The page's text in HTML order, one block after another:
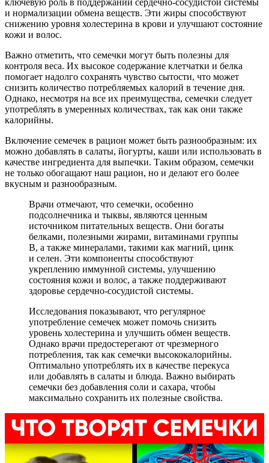
и нормализации обмена веществ. Эти жиры способствуют
снижению уровня холестерина в крови и улучшают состояние
кожи и волос.
Важно отметить, что семечки могут быть полезны для
контроля веса. Их высокое содержание клетчатки и белка
помогает надолго сохранять чувство сытости, что может
снизить количество потребляемых калорий в течение дня.
Однако, несмотря на все их преимущества, семечки следует
употреблять в умеренных количествах, так как они также
калорийны.
Включение семечек в рацион может быть разнообразным: их
можно добавлять в салаты, йогурты, каши или использовать в
качестве ингредиента для выпечки. Таким образом, семечки
не только обогащают наш рацион, но и делают его более
вкусным и разнообразным.
Врачи отмечают, что семечки, особенно
подсолнечника и тыквы, являются ценным
источником питательных веществ. Они богаты
белками, полезными жирами, витаминами группы
B, а также минералами, такими как магний, цинк
и селен. Эти компоненты способствуют
укреплению иммунной системы, улучшению
состояния кожи и волос, а также поддерживают
здоровье сердечно-сосудистой системы.
Исследования показывают, что регулярное
употребление семечек может помочь снизить
уровень холестерина и улучшить обмен веществ.
Однако врачи предостерегают от чрезмерного
потребления, так как семечки высококалорийны.
Оптимально употреблять их в качестве перекуса
или добавлять в салаты и блюда. Важно выбирать
семечки без добавления соли и сахара, чтобы
максимально сохранить их полезные свойства.